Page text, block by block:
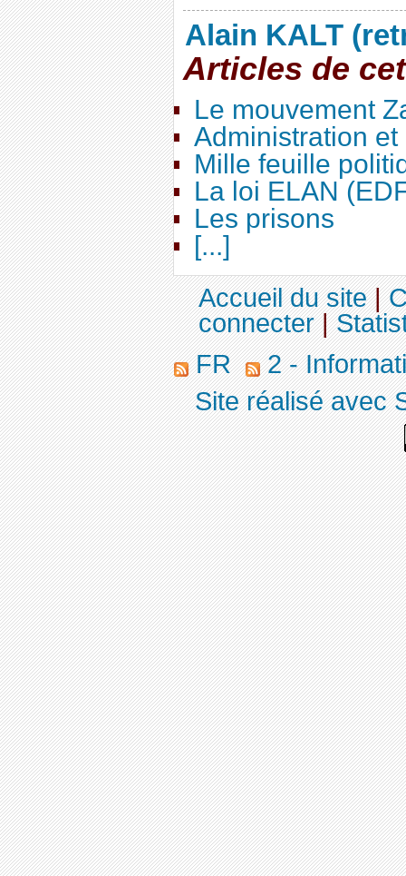
Alain KALT
Articles de
Le mouvement
Administration
Mille feuille
La loi ELAN
Les prisons
[...]
Accueil du site|
connecter|
FR
2 -
Site réalisé avec